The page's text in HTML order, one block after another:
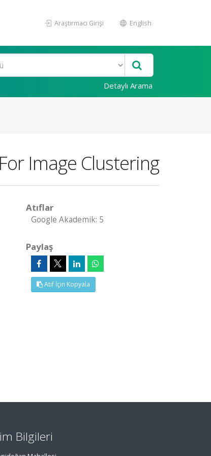
Araştırmacı Girişi English
Detaylı Arama
Image Clustering
Atıflar
Google Akademik: 5
Paylaş
Atıf İçin Kopyala
Bilgileri